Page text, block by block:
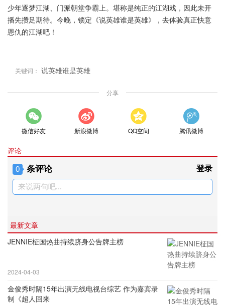
少年逐梦江湖、门派朝堂争霸上。堪称是纯正的江湖戏，因此未开
播先攒足期待。今晚，锁定《说英雄谁是英雄》，去体验真正快意
恩仇的江湖吧！
关键词： 说英雄谁是英雄
分享
微信好友 新浪微博 QQ空间 腾讯微博
评论
0 条评论 登录
来说两句吧...
最新文章
JENNIE柾国热曲持续跻身公告牌主榜
2024-04-03
金俊秀时隔15年出演无线电视台综艺 作为嘉宾录
制《超人回来